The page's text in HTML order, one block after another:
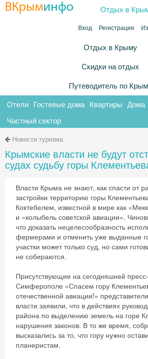
ВКрыминфо Отдых в
Вход Регистрация
Отдых в Крыму
Скидки на отдых
Путеводитель по
Отели Гостевые дома Квартиры Дома
Частный сектор
Новости туризма
Крымские власти не будут
судах судьбу горы
Власти Крыма не знают, как спасти от
застройки территорию горы
Коктебелем, известной в мире как
и «колыбель советской авиации».
что доказать нецелесообразность
фермерами и отменить уже выданные
участки может только суд, но сами
не собираются.
Присутствующие на сегодняшней
Симферополе «Спасем гору
отечественной авиации!»
власти заявили, что в действиях
района по выделению земель на горе
нарушения законов. В то же время,
высказались за то, что гору нужно
планеристам.